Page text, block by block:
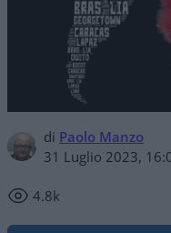
di Paolo Manzo
31 Luglio 2023,
4.8k